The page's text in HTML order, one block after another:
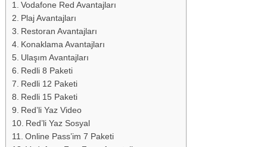
Vodafone Red Avantajları
Plaj Avantajları
Restoran Avantajları
Konaklama Avantajları
Ulaşım Avantajları
Redli 8 Paketi
Redli 12 Paketi
Redli 15 Paketi
Red’li Yaz Video
Red’li Yaz Sosyal
Online Pass’im 7 Paketi